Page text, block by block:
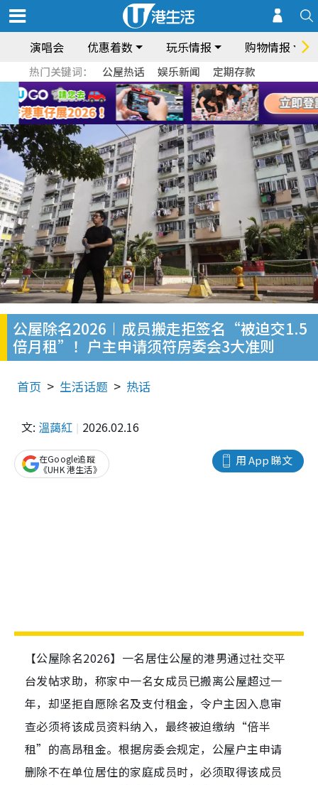
演唱会 优惠着数 玩乐情报 购物情报
热门关键词： 公屋热话 娱乐新闻 定期存款
公屋除名2026︱成员搬走拒签名“被迫交1.5
倍月租”！户主申请须符房委会3大准则
首页 生活话题 热话
文: 溫藹紅 2026.02.16
用 App 睇文
在Google追蹤
《UHK 港生活》
【公屋除名2026】一名居住公屋的港男通过社交平
台发帖求助，称家中一名女成员已搬离公屋超过一
年，却坚拒自愿除名及支付租金，令户主因入息审
查必须将该成员资料纳入，最终被迫缴纳“倍半
租”的高昂租金。根据房委会规定，公屋户主申请
删除不在单位居住的家庭成员时，必须取得该成员